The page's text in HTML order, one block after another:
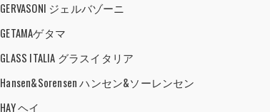
GERVASONI ジェルバゾーニ
GETAMAゲタマ
GLASS ITALIA グラスイタリア
Hansen&Sorensen ハンセン&ソーレンセン
HAY ヘイ